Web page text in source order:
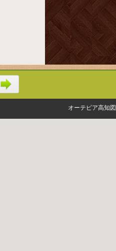
オーテピア高知